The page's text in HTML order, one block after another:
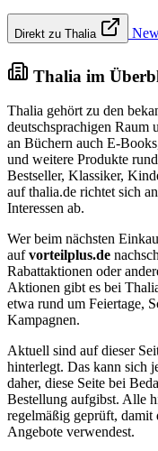
Direkt zu Thalia
Thalia im
Thalia gehört zu den
deutschsprachigen Raum
an Büchern auch E-
und weitere Produkte
Bestseller, Klassiker,
auf thalia.de richtet sich
Interessen ab.
Wer beim nächsten
aufvorteilplus.de
Rabattaktionen oder
Aktionen gibt es bei
etwa rund um Feiertage,
Kampagnen.
Aktuell sind auf dieser
hinterlegt. Das kann sich
daher, diese Seite bei
Bestellung aufgibst. Alle
regelmäßig geprüft, damit
Angebote verwendest.